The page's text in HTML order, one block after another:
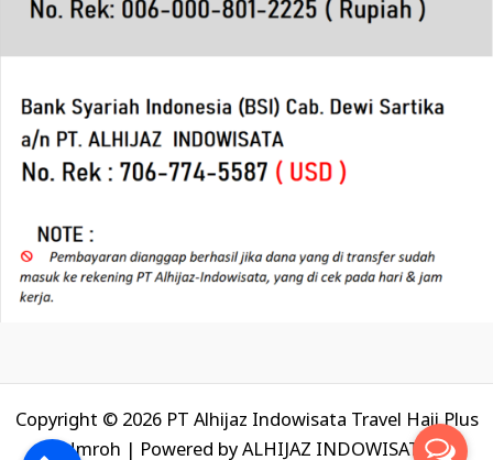
Copyright © 2026 PT Alhijaz Indowisata Travel Haji Plus
Umroh | Powered byALHIJAZ INDOWISATA